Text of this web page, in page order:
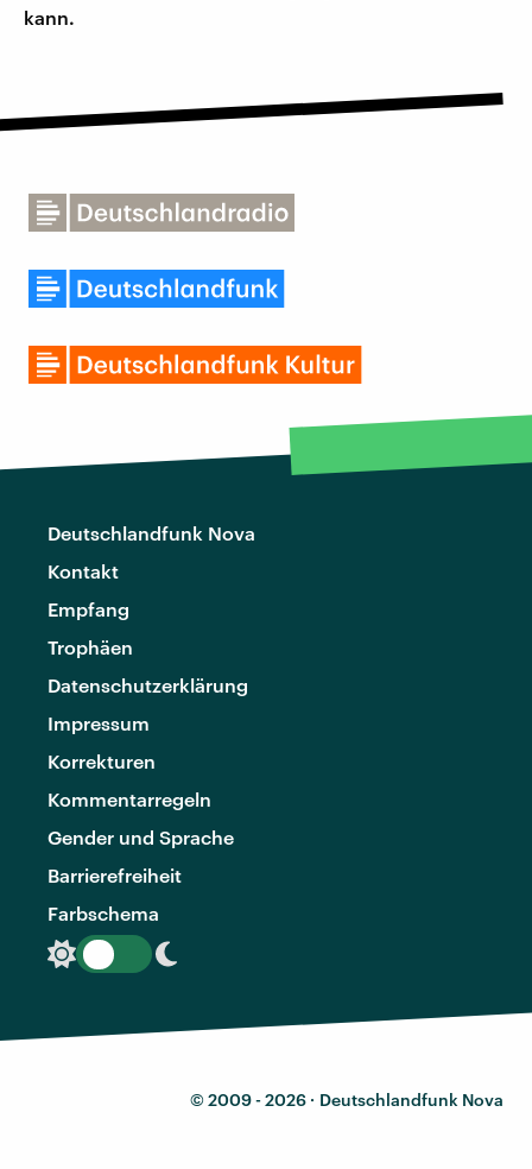
kann.
Deutschlandfunk Nova
Kontakt
Empfang
Trophäen
Datenschutzerklärung
Impressum
Korrekturen
Kommentarregeln
Gender und Sprache
Barrierefreiheit
Farbschema
© 2009 - 2026 · Deutschlandfunk Nova